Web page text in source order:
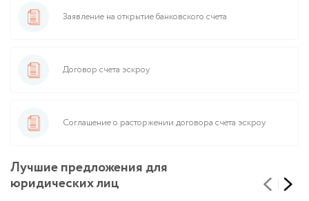
Заявление на открытие банковского счета
Договор счета эскроу
Соглашение о расторжении договора счета эскроу
Лучшие предложения для
юридических лиц